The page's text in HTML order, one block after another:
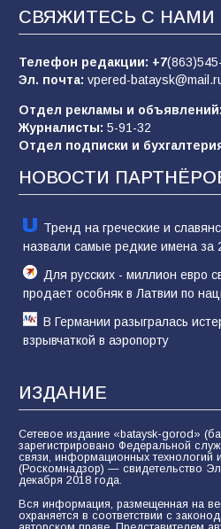
заявления о мобилизации
пропагандистский вброс
«Слухами Москву не
заявления Киева о
отчаяние, а не разведка
80 02.08.2026
СВЯЖИТЕСЬ С НАМИ
Телефон редакции: +7
Эл. почта: vpered-
Отдел рекламы и объявлений:
Журналисты: 5-91-32
Отдел подписки и
НОВОСТИ
Тренд на греческие и
назвали самые редкие имена за
Для русских - миллион евро
продает особняк в Латвии по
В Германии разыгралась
взрывчаткой в аэропорту
ИЗДАНИЕ
Сетевое издание «bataysk-gorod»
зарегистрировано Федеральной
связи, информационных технологий
(Роскомнадзор) — свидетельство
декабря 2018 года.
Вся информация, размещенная на
охраняется в соответствии с